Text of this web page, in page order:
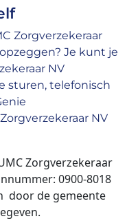
Zorgverzekeraar
Je kunt je
NV
sturen, telefonisch
NV
Zorgverzekeraar
0900-8018
door de gemeente